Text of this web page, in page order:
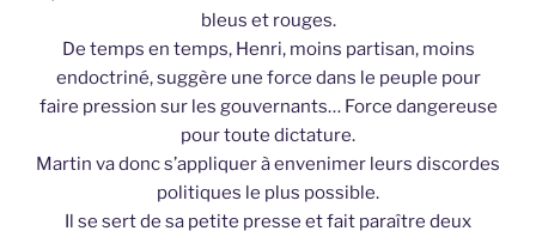
bleus et rouges.
De temps en temps, Henri, moins partisan, moins
endoctriné, suggère une force dans le peuple pour
faire pression sur les gouvernants… Force dangereuse
pour toute dictature.
Martin va donc s’appliquer à envenimer leurs discordes
politiques le plus possible.
Il se sert de sa petite presse et fait paraître deux